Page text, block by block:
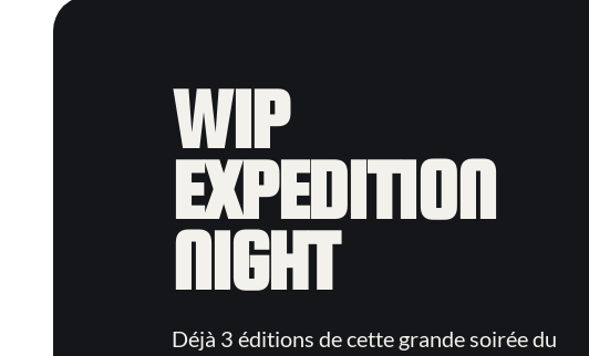
WIP
EXPEDITION
NIGHT
Déjà 3 éditions de cette grande soirée du